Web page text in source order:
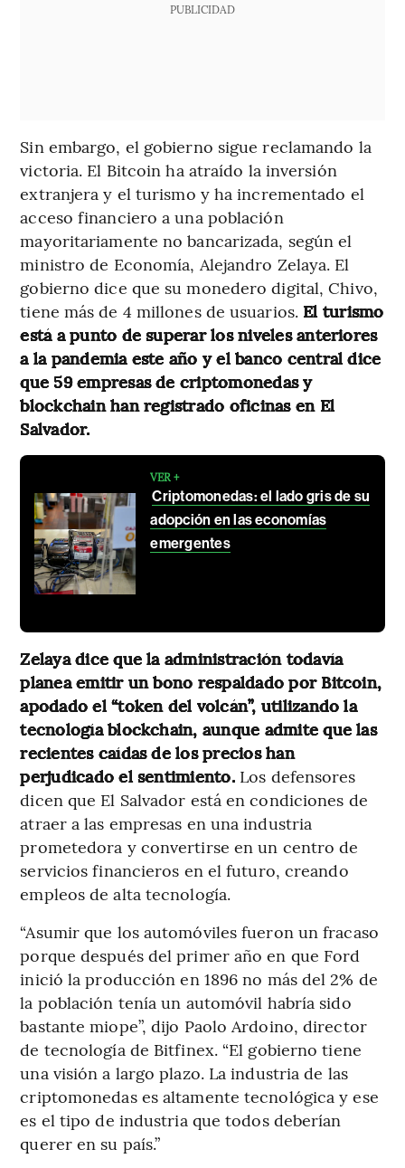
PUBLICIDAD
Sin embargo, el gobierno sigue reclamando la
victoria. El Bitcoin ha atraído la inversión
extranjera y el turismo y ha incrementado el
acceso financiero a una población
mayoritariamente no bancarizada, según el
ministro de Economía, Alejandro Zelaya. El
gobierno dice que su monedero digital, Chivo,
tiene más de 4 millones de usuarios. El turismo
está a punto de superar los niveles anteriores
a la pandemia este año y el banco central dice
que 59 empresas de criptomonedas y
blockchain han registrado oficinas en El
Salvador.
VER +
Criptomonedas: el lado gris de su
adopción en las economías
emergentes
Zelaya dice que la administración todavía
planea emitir un bono respaldado por Bitcoin,
apodado el “token del volcán”, utilizando la
tecnología blockchain, aunque admite que las
recientes caídas de los precios han
perjudicado el sentimiento. Los defensores
dicen que El Salvador está en condiciones de
atraer a las empresas en una industria
prometedora y convertirse en un centro de
servicios financieros en el futuro, creando
empleos de alta tecnología.
“Asumir que los automóviles fueron un fracaso
porque después del primer año en que Ford
inició la producción en 1896 no más del 2% de
la población tenía un automóvil habría sido
bastante miope”, dijo Paolo Ardoino, director
de tecnología de Bitfinex. “El gobierno tiene
una visión a largo plazo. La industria de las
criptomonedas es altamente tecnológica y ese
es el tipo de industria que todos deberían
querer en su país.”